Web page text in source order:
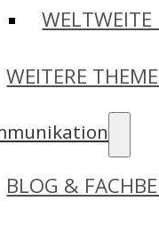
WEITERE
BLOG &